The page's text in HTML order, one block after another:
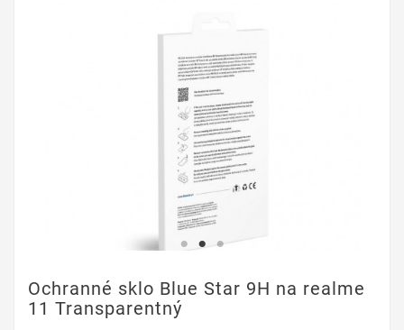
Ochranné sklo Blue Star 9H na realme
11 Transparentný